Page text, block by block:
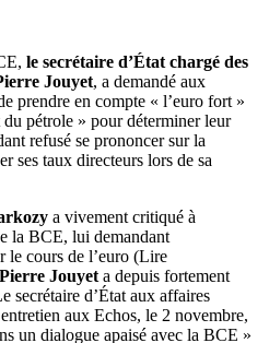
le secrétaire d’État chargé des
Jouyet, a demandé aux
prendre en compte « l’euro fort »
pétrole » pour déterminer leur
refusé se prononcer sur la
ses taux directeurs lors de sa
a vivement critiqué à
la BCE, lui demandant
le cours de l’euro (Lire
Jouyet a depuis fortement
secrétaire d’État aux affaires
aux Echos, le 2 novembre,
un dialogue apaisé avec la BCE »